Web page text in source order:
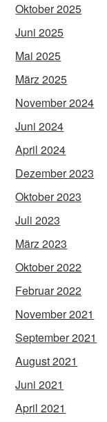
Oktober 2025
Juni 2025
Mai 2025
März 2025
November 2024
Juni 2024
April 2024
Dezember 2023
Oktober 2023
Juli 2023
März 2023
Oktober 2022
Februar 2022
November 2021
September 2021
August 2021
Juni 2021
April 2021